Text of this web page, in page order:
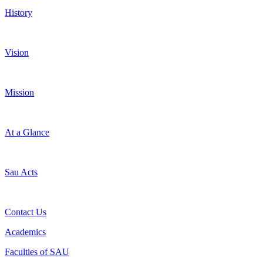
History
Vision
Mission
At a Glance
Sau Acts
Contact Us
Academics
Faculties of SAU